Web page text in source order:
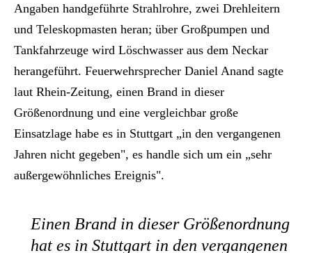
Angaben handgeführte Strahlrohre, zwei Drehleitern
und Teleskopmasten heran; über Großpumpen und
Tankfahrzeuge wird Löschwasser aus dem Neckar
herangeführt. Feuerwehrsprecher Daniel Anand sagte
laut Rhein-Zeitung, einen Brand in dieser
Größenordnung und eine vergleichbar große
Einsatzlage habe es in Stuttgart „in den vergangenen
Jahren nicht gegeben", es handle sich um ein „sehr
außergewöhnliches Ereignis".
Einen Brand in dieser Größenordnung
hat es in Stuttgart in den vergangenen